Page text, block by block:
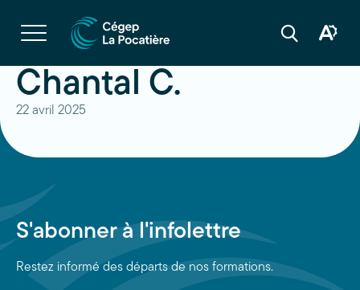
Ouvrir
la
navigation
site
Ouvrir
Ouvrir
Chantal C.
22 avril 2025
S'abonner à l'infolettre
Restez informé des départs de nos formations.